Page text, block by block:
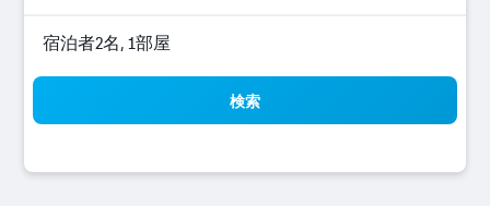
宿泊者2名, 1​部屋
検索